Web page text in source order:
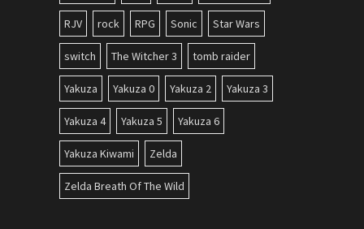
RJV rock RPG Sonic Star Wars
switch The Witcher 3 tomb raider
Yakuza Yakuza 0 Yakuza 2 Yakuza 3
Yakuza 4 Yakuza 5 Yakuza 6
Yakuza Kiwami Zelda
Zelda Breath Of The Wild